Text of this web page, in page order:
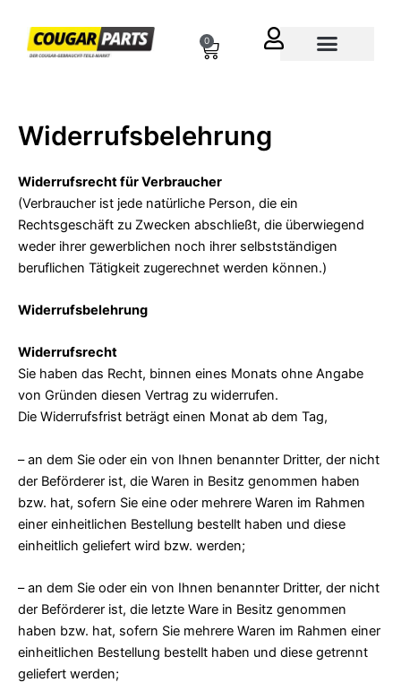
Inhalt
springen
0
Cart
Widerrufsbelehrung
Widerrufsrecht für Verbraucher
(Verbraucher ist jede natürliche Person, die ein
Rechtsgeschäft zu Zwecken abschließt, die überwiegend
weder ihrer gewerblichen noch ihrer selbstständigen
beruflichen Tätigkeit zugerechnet werden können.)
Widerrufsbelehrung
Widerrufsrecht
Sie haben das Recht, binnen eines Monats ohne Angabe
von Gründen diesen Vertrag zu widerrufen.
Die Widerrufsfrist beträgt einen Monat ab dem Tag,
– an dem Sie oder ein von Ihnen benannter Dritter, der nicht
der Beförderer ist, die Waren in Besitz genommen haben
bzw. hat, sofern Sie eine oder mehrere Waren im Rahmen
einer einheitlichen Bestellung bestellt haben und diese
einheitlich geliefert wird bzw. werden;
– an dem Sie oder ein von Ihnen benannter Dritter, der nicht
der Beförderer ist, die letzte Ware in Besitz genommen
haben bzw. hat, sofern Sie mehrere Waren im Rahmen einer
einheitlichen Bestellung bestellt haben und diese getrennt
geliefert werden;